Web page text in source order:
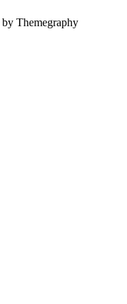
by Themegraphy